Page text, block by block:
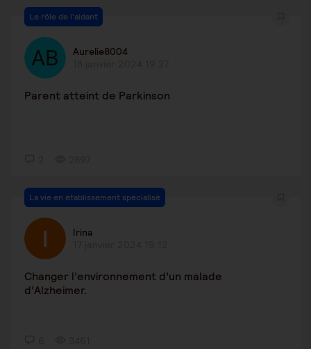
Le rôle de l'aidant
Aurelie8004
Parent atteint de Parkinson
La vie en établissement spécialisé
Irina
Changer l’environnement d’un malade
d’Alzheimer.